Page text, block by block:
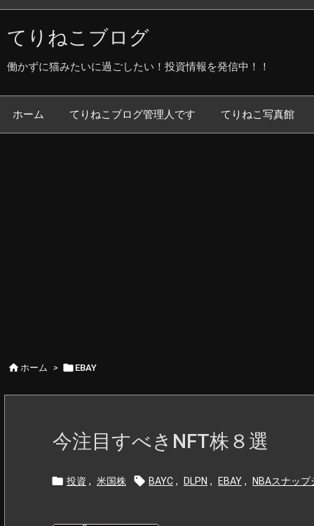
てりねこブログ
働かずに猫みたいに過ごしたい！投資情報を発信中！！
ホーム てりねこブログ管理人です てりねこ写真館
ホーム >  EBAY
今注目すべきNFT株８選
 投資 , 米国株  BAYC , DLPN , EBAY , NBAスナップ